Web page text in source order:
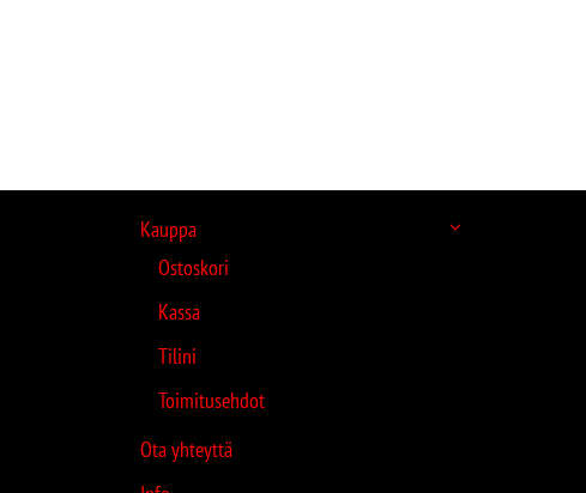
Kauppa
Ostoskori
Kassa
Tilini
Toimitusehdot
Ota yhteyttä